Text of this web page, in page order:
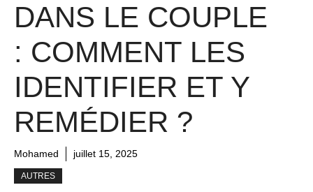
DANS LE COUPLE
: COMMENT LES
IDENTIFIER ET Y
REMÉDIER ?
Mohamed juillet 15, 2025
AUTRES